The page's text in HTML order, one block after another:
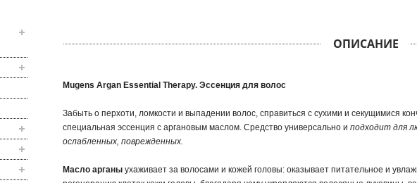
ОПИСАНИЕ
Mugens Argan Essential Therapy. Эссенция для волос
Забыть о перхоти, ломкости и выпадении волос, справиться с сухими и секущимися
специальная эссенция с аргановым маслом. Средство универсально и подходит для
ослабленных, поврежденных.
Масло арганы ухаживает за волосами и кожей головы: оказывает питательное и